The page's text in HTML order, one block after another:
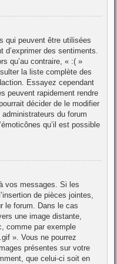
qui peuvent être utilisées
d’exprimer des sentiments.
qu’au contraire, « :( »
la liste complète des
Essayez cependant
peuvent rapidement rendre
décider de le modifier
du forum
qu’il est possible
vos messages. Si les
de pièces jointes,
le forum. Dans le cas
une image distante,
comme par exemple
». Vous ne pourrez
présentes sur votre
que celui-ci soit en